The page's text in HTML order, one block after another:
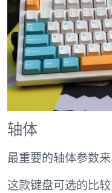
轴体
最重要的轴体参数来
这款键盘可选的比